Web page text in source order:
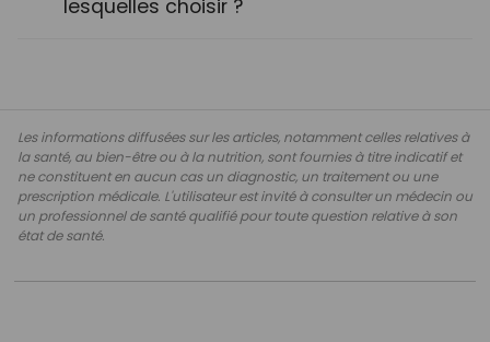
lesquelles choisir ?
Les informations diffusées sur les articles, notamment celles relatives à
la santé, au bien-être ou à la nutrition, sont fournies à titre indicatif et
ne constituent en aucun cas un diagnostic, un traitement ou une
prescription médicale. L'utilisateur est invité à consulter un médecin ou
un professionnel de santé qualifié pour toute question relative à son
état de santé.